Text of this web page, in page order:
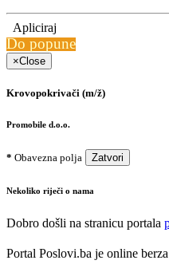
Apliciraj
Do popune
×Close
Krovopokrivači (m/ž)
Promobile d.o.o.
* Obavezna polja Zatvori
Nekoliko riječi o nama
Dobro došli na stranicu portala
Portal Poslovi.ba je online